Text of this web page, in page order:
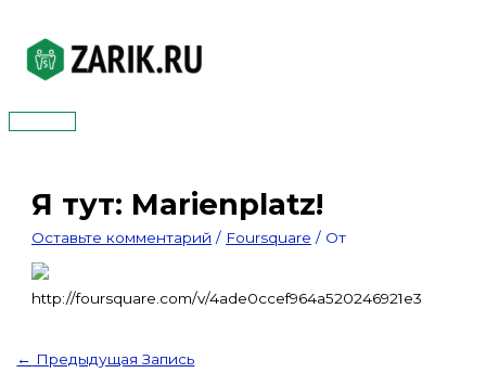
содержимому
Главное
Я тут: Marienplatz!
Оставьте комментарий / Foursquare / От
http://foursquare.com/v/4ade0ccef964a520246921e3
← Предыдущая Запись